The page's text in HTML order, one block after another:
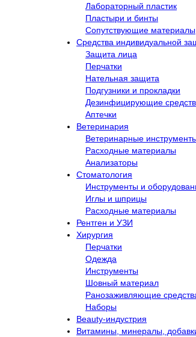
Лабораторный пластик
Пластыри и бинты
Сопутствующие материалы
Средства индивидуальной
Защита лица
Перчатки
Нательная защита
Подгузники и прокладки
Дезинфицирующие
Аптечки
Ветеринария
Ветеринарные
Расходные материалы
Анализаторы
Стоматология
Инструменты и
Иглы и шприцы
Расходные материалы
Рентген и УЗИ​
Хирургия
Перчатки
Одежда
Инструменты
Шовный материал
Ранозаживляющие
Наборы
Beauty-индустрия
Витамины, минералы,